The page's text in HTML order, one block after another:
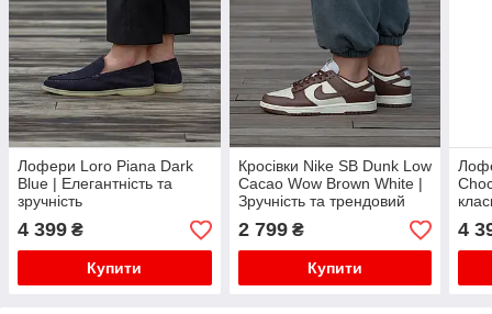
Лофери Loro Piana Dark
Blue | Елегантність та
зручність
4 399 ₴
Купити
Кросівки Nike SB Dunk Low
Cacao Wow Brown White |
Зручність та трендовий
стиль
2 799₴
Купити
4